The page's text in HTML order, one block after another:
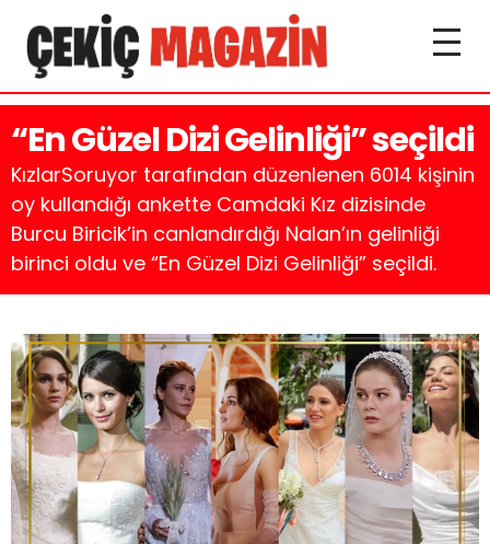
“En Güzel Dizi Gelinliği” seçildi
KızlarSoruyor tarafından düzenlenen 6014 kişinin
oy kullandığı ankette Camdaki Kız dizisinde
Burcu Biricik’in canlandırdığı Nalan’ın gelinliği
birinci oldu ve “En Güzel Dizi Gelinliği” seçildi.